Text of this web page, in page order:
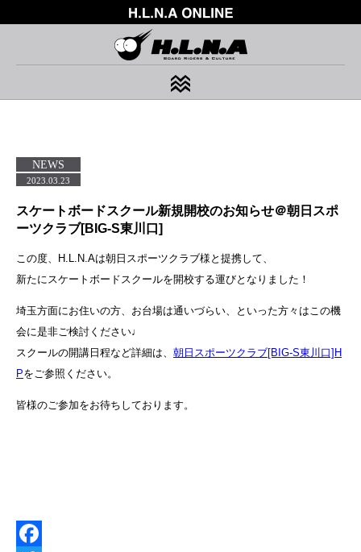
RECRUIT
NEWS
2023.03.23
スケートボードスクール新規開校のお知らせ＠朝日スポ
ーツクラブ[BIG-S東川口]
この度、H.L.N.Aは朝日スポーツクラブ様と提携して、
新たにスケートボードスクールを開校する運びとなりました！
埼玉方面にお住いの方、お台場は通いづらい、といった方々はこの機
会に是非ご検討ください♩
スクールの開講日程など詳細は、 朝日スポーツクラブ[BIG-S東川口]H
Pをご参照ください。
皆様のご参加をお待ちしております。